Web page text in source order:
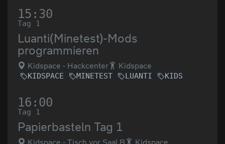
15:30
Tag 1
Luanti(Minetest)-Mods
programmieren
Kidspace - Hackcenter Kidspace
KIDSPACE MINETEST LUANTI KIDS
16:00
Tag 1
Papierbasteln Tag 1